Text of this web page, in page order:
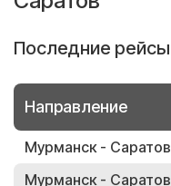
Последние рейсы
Направление
Мурманск - Саратов
Мурманск - Саратов